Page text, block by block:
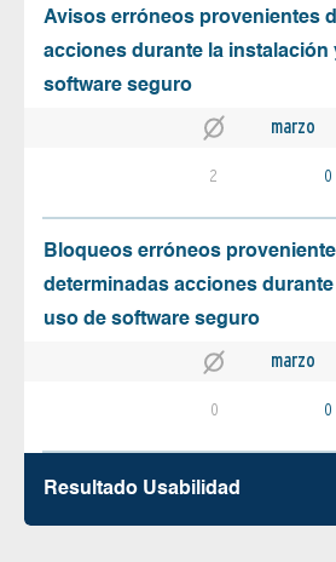
Avisos erróneos provenientes
acciones durante la instalación
software seguro
marzo
2 0
Bloqueos erróneos
determinadas acciones durante
uso de software seguro
marzo
0 0
Resultado Usabilidad